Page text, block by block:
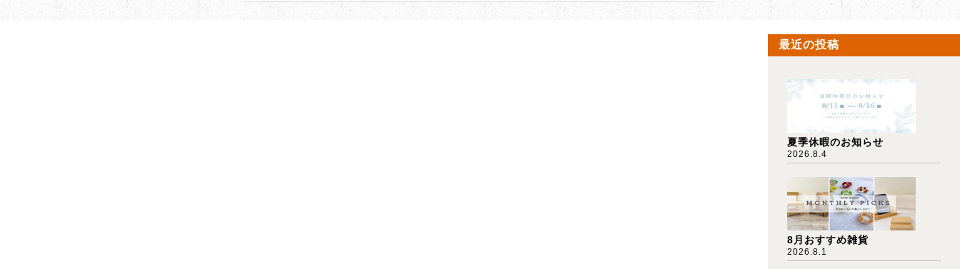
最近の投稿
夏季休暇のお知らせ
2026.8.4
8月おすすめ雑貨
2026.8.1